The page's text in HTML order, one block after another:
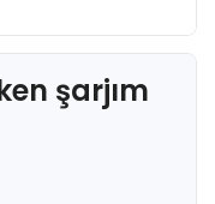
şarjım